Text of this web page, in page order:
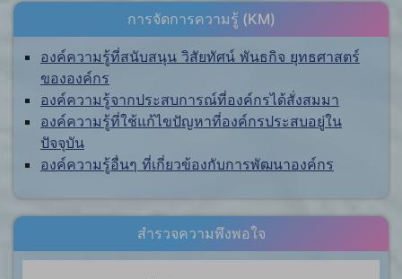
การจัดการความรู้ (KM)
องค์ความรู้ที่สนับสนุน วิสัยทัศน์ พันธกิจ ยุทธศาสตร์
ขององค์กร
องค์ความรู้จากประสบการณ์ที่องค์กรได้สั่งสมมา
องค์ความรู้ที่ใช้แก้ไขปัญหาที่องค์กรประสบอยู่ใน
ปัจจุบัน
องค์ความรู้อื่นๆ ที่เกี่ยวข้องกับการพัฒนาองค์กร
สำรวจความพึงพอใจ